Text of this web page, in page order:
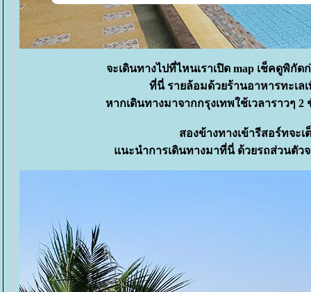
จะเดินทางไปที่ไหนเราเปิด map เช็คดูพิกั
ที่นี่ รายล้อมด้วยร้านอาหารทะเล
หากเดินทางมาจากกรุงเทพใช้เวลาราวๆ
สองข้างทางเข้ารีสอร์ทจะ
นะนำการเดินทางมาที่นี่ ด้วยรถส่วนตัว